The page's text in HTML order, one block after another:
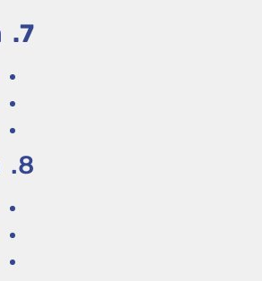
7. רשלנות בטיפולים אסתטיים
8.